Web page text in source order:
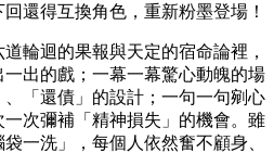
還得互換角色，重新粉墨登場！
輪迴的果報與天定的宿命論裡，
出的戲；一幕一幕驚心動魄的場
「還債」的設計；一句一句剜心
次彌補「精神損失」的機會。雖
一洗」，每個人依然奮不顧身、